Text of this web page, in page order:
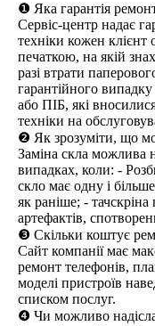
❶ Яка гарантія
Сервіс-центр надає
техніки кожен
печаткою, на якій
разі втрати
гарантійного
або ПІБ, які
техніки на
❷ Як зрозуміти, що
Заміна скла можлива
випадках, коли: -
скло має одну і
як раніше; -
артефактів,
❸ Скільки коштує
Сайт компанії має
ремонт телефонів,
моделі пристроїв
списком послуг.
❹ Чи можливо